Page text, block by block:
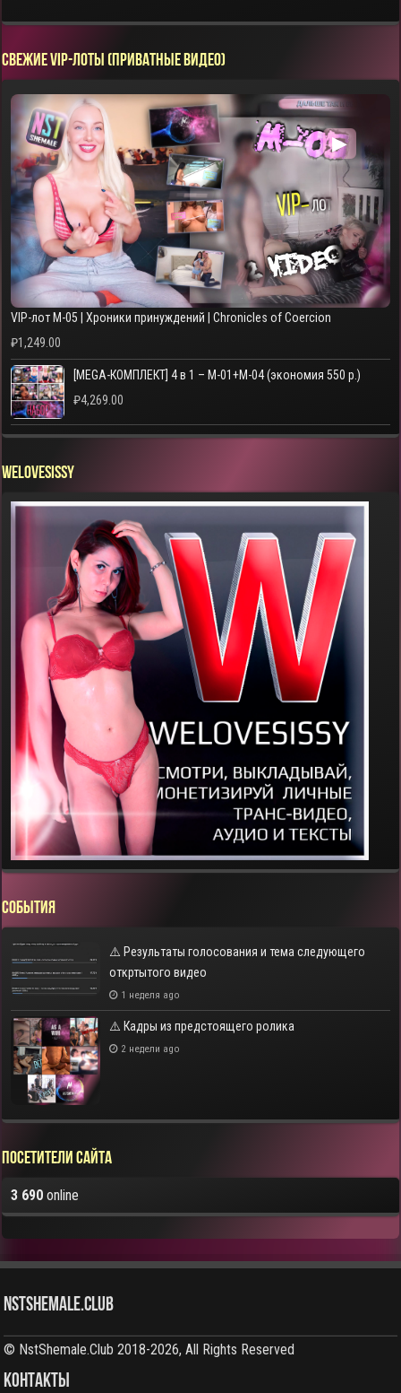
СВЕЖИЕ VIP-ЛОТЫ (ПРИВАТНЫЕ ВИДЕО)
▶
VIP-лот M-05 | Хроники принуждений | Chronicles of Coercion
₽1,249.00
[MEGA-КОМПЛЕКТ] 4 в 1 – M-01+M-04 (экономия 550 р.)
₽4,269.00
WELOVESISSY
СОБЫТИЯ
⚠️ Результаты голосования и тема следующего
откртытого видео
1 неделя ago
⚠️ Кадры из предстоящего ролика
2 недели ago
Посетители сайта
3 690 online
NstShemale.Club
© NstShemale.Club 2018-2026, All Rights Reserved
КОНТАКТЫ